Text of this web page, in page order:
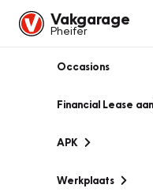
Vakgarage
Pheifer
Occasions
Financial Lease
APK
Werkplaats